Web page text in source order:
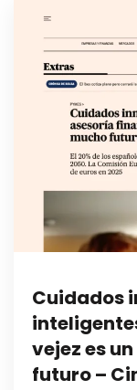
Cuidados
vejez es
futuro –